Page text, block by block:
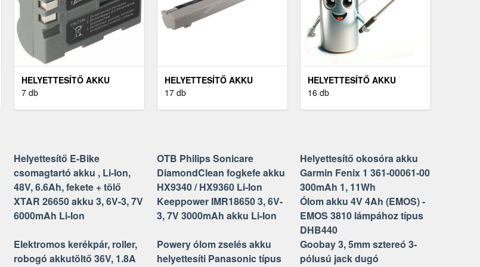
HELYETTESÍTŐ AKKU
NIKON EN-EL3 EN-EL3A D50
7 db
HELYETTESÍTŐ AKKU
LAPTOP LENOVO IDEAPAD
17 db
HELYETTESÍTŐ AKKU
ROUTE 66 BLUETOOTH GPS
16 db
Helyettesítő E-Bike
csomagtartó akku , Li-Ion,
48V, 6.6Ah, fekete + tölő
OTB Philips Sonicare
DiamondClean fogkefe akku
HX9340 / HX9360 Li-Ion
Helyettesítő okosóra akku
Garmin Fenix 1 361-00061-00
300mAh 1, 11Wh
XTAR 26650 akku 3, 6V-3, 7V
6000mAh Li-Ion
Keeppower IMR18650 3, 6V-
3, 7V 3000mAh akku Li-Ion
Ólom akku 4V 4Ah (EMOS) -
EMOS 3810 lámpához típus
DHB440
Elektromos kerékpár, roller,
robogó akkutöltő 36V, 1.8A
Powery ólom zselés akku
helyettesíti Panasonic típus
Goobay 3, 5mm sztereó 3-
pólusú jack dugó